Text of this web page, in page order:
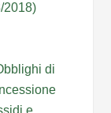
2018)
di
e